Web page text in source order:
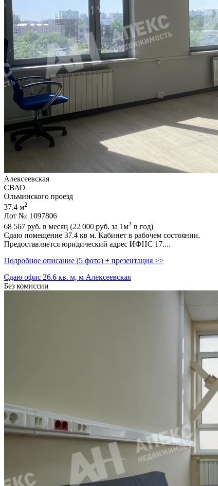
Алексеевская
СВАО
Ольминского проезд
37.4 м2
Лот №: 1097806
68 567 руб. в месяц (22 000 руб. за 1м2 в год)
Сдаю помещение 37.4 кв м. Кабинет в рабочем состоянии.
Предоставляется юридический адрес ИФНС 17....
Подробное описание (5 фото) + презентация >>
Сдаю офис 26.6 кв. м, м Алексеевская
Без комиссии